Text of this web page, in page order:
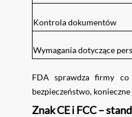
Kontrola dokumentów
Wymagania dotyczące
FDA sprawdza firmy co
bezpieczeństwo,
Znak CE i FCC –